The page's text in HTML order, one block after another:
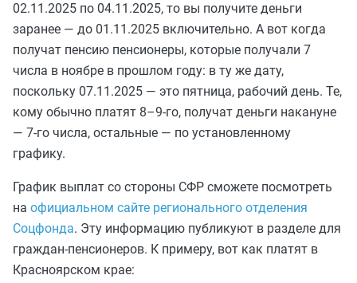
02.11.2025 по 04.11.2025, то вы получите деньги
заранее — до 01.11.2025 включительно. А вот когда
получат пенсию пенсионеры, которые получали 7
числа в ноябре в прошлом году: в ту же дату,
поскольку 07.11.2025 — это пятница, рабочий день. Те,
кому обычно платят 8–9-го, получат деньги накануне
— 7-го числа, остальные — по установленному
графику.
График выплат со стороны СФР сможете посмотреть
на официальном сайте регионального отделения
Соцфонда. Эту информацию публикуют в разделе для
граждан-пенсионеров. К примеру, вот как платят в
Красноярском крае: